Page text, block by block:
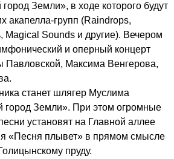
Земли», в ходе которого будут
акапелла-групп (Raindrops,
Magical Sounds и другие). Вечером
и оперный концерт
Павловской, Максима Венгерова,
станет шлягер Муслима
город Земли». При этом огромные
установят на Главной аллее
«Песня плывет» в прямом смысле
пруду.